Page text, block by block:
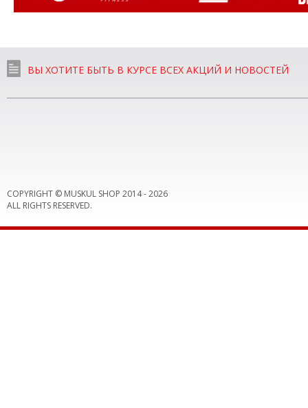
ВЫ ХОТИТЕ БЫТЬ В КУРСЕ ВСЕХ АКЦИЙ И НОВОСТЕЙ
COPYRIGHT © MUSKUL SHOP 2014 -2026
ALL RIGHTS RESERVED.